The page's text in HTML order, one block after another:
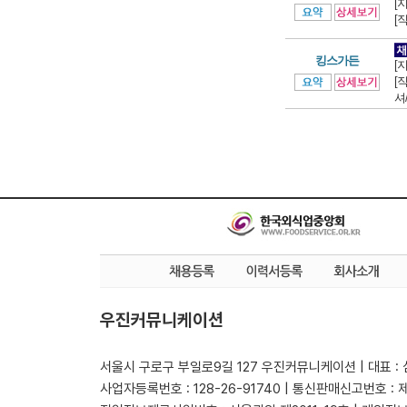
[
[
킹스가든
[
[
셔
우진커뮤니케이션
서울시 구로구 부일로9길 127 우진커뮤니케이션 | 대표 :
사업자등록번호 : 128-26-91740 | 통신판매신고번호 :